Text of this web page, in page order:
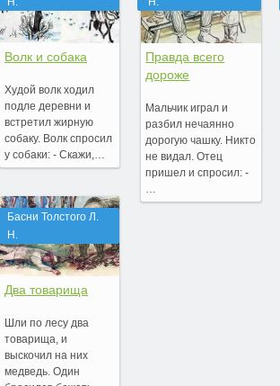
Волк и собака
Худой волк ходил
подле деревни и
встретил жирную
собаку. Волк спросил
у собаки: - Скажи,…
Басни Толстого Л.
Н.
Два товарища
Шли по лесу два
товарища, и
выскочил на них
медведь. Один
Правда всего
дороже
Мальчик играл и
разбил нечаянно
дорогую чашку. Никто
не видал. Отец
пришел и спросил: -
…